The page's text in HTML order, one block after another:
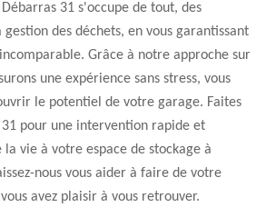
31 s'occupe de tout, des
des déchets, en vous garantissant
Grâce à notre approche sur
une expérience sans stress, vous
le potentiel de votre garage. Faites
pour une intervention rapide et
la vie à votre espace de stockage à
nous vous aider à faire de votre
avez plaisir à vous retrouver.